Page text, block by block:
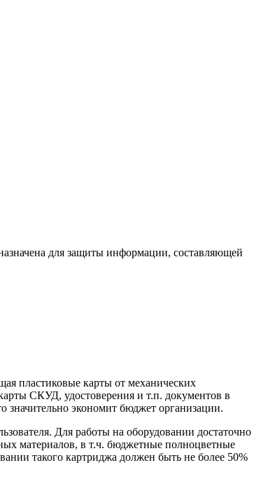
для защиты информации, составляющей
пластиковые карты от механических
СКУД, удостоверения и т.п. документов в
экономит бюджет организации.
Для работы на оборудовании достаточно
материалов, в т.ч. бюджетные полноцветные
такого картриджа должен быть не более 50%